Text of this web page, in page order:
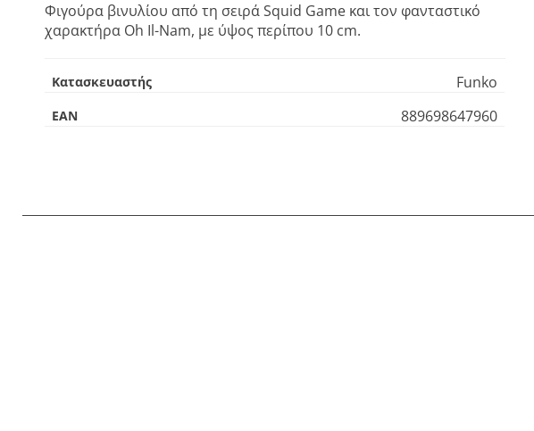
Φιγούρα βινυλίου από τη σειρά Squid Game και τον φανταστικό
χαρακτήρα Oh Il-Nam, με ύψος περίπου 10 cm.
Κατασκευαστής Funko
EAN 889698647960